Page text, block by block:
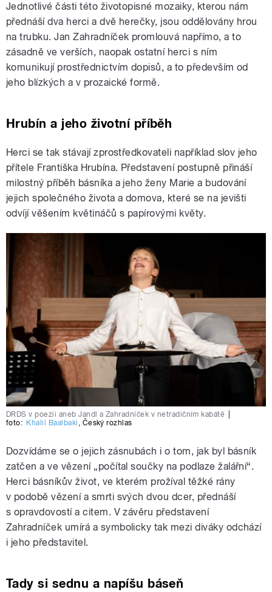
Jednotlivé části této životopisné mozaiky, kterou nám
přednáší dva herci a dvě herečky, jsou oddělovány hrou
na trubku. Jan Zahradníček promlouvá napřímo, a to
zásadně ve verších, naopak ostatní herci s ním
komunikují prostřednictvím dopisů, a to především od
jeho blízkých a v prozaické formě.
Hrubín a jeho životní příběh
Herci se tak stávají zprostředkovateli například slov jeho
přítele Františka Hrubína. Představení postupně přináší
milostný příběh básníka a jeho ženy Marie a budování
jejich společného života a domova, které se na jevišti
odvíjí věšením květináčů s papírovými květy.
DRDS v poezii aneb Jandl a Zahradníček v netradičním kabátě
foto: Khalil Baalbaki , Český rozhlas
Dozvídáme se o jejich zásnubách i o tom, jak byl básník
zatčen a ve vězení „počítal součky na podlaze žalářní“.
Herci básníkův život, ve kterém prožíval těžké rány
v podobě vězení a smrti svých dvou dcer, přednáší
s opravdovostí a citem. V závěru představení
Zahradníček umírá a symbolicky tak mezi diváky odchází
i jeho představitel.
Tady si sednu a napíšu báseň